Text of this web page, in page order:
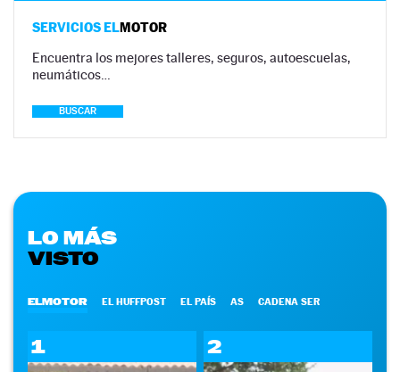
SERVICIOS ELMOTOR
Encuentra los mejores talleres, seguros, autoescuelas,
neumáticos…
BUSCAR
LO MÁS
VISTO
ELMOTOR EL HUFFPOST EL PAÍS AS CADENA SER
1 2